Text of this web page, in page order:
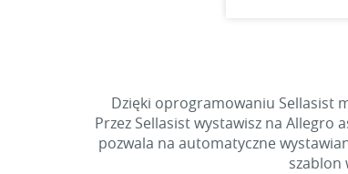
Dzięki oprogramowaniu Sellasist
Przez Sellasist wystawisz na
pozwala na automatyczne
szablon